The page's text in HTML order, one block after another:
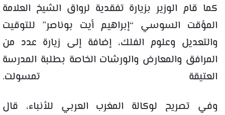
كما قام الوزير بزيارة تفقدية لرواق الشيخ العلامة
المؤقت السوسي “إبراهيم أيت بوناصر” للتوقيت
والتعديل وعلوم الفلك، إضافة إلى زيارة عدد من
المرافق والمعارض والورشات الخاصة بطلبة المدرسة
العتيقة تمسولت.
وفي تصريح لوكالة المغرب العربي للأنباء، قال